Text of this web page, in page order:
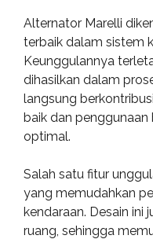
Alternator Marelli
terbaik dalam sistem
Keunggulannya
dihasilkan dalam
langsung
baik dan penggunaan
optimal.
Salah satu fitur
yang memudahkan
kendaraan. Desain ini
ruang, sehingga